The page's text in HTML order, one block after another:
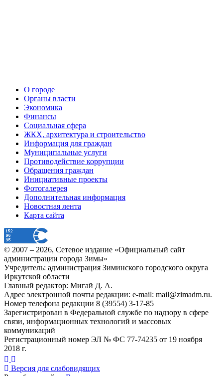
О городе
Органы власти
Экономика
Финансы
Социальная сфера
ЖКХ, архитектура и строительство
Информация для граждан
Муниципальные услуги
Противодействие коррупции
Обращения граждан
Инициативные проекты
Фотогалерея
Дополнительная информация
Новостная лента
Карта сайта
© 2007 – 2026, Сетевое издание «Официальный сайт
администрации города Зимы»
Учредитель: администрация Зиминского городского округа
Иркутской области
Главный редактор: Мигай Д. А.
Адрес электронной почты редакции: e-mail: mail@zimadm.ru.
Номер телефона редакции 8 (39554) 3-17-85
Зарегистрирован в Федеральной службе по надзору в сфере
связи, информационных технологий и массовых
коммуникаций
Регистрационный номер ЭЛ № ФС 77-74235 от 19 ноября
2018 г.
Версия для слабовидящих